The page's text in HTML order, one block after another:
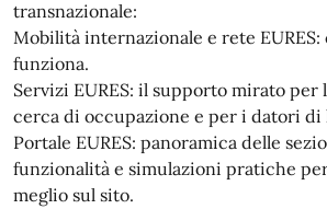
transnazionale:
Mobilità internazionale e rete EURES:
funziona.
Servizi EURES: il supporto mirato per
cerca di occupazione e per i datori di
Portale EURES: panoramica delle
funzionalità e simulazioni pratiche
meglio sul sito.